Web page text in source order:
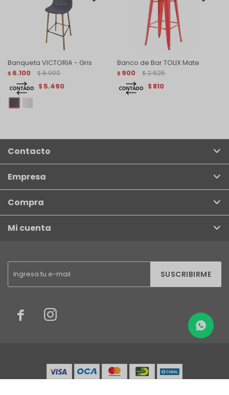
Banqueta VICTORIA - Gris
$ 6.100 $ 6.900
$ 5.490
Banco de Bar TOLIX Mate
$ 900 $ 2.625
$ 810
SUSCRIBIRME
 
Contacto
Empresa
Compra
Mi cuenta